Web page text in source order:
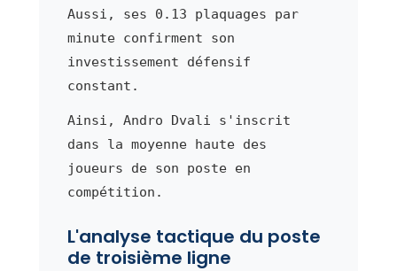
Aussi, ses 0.13 plaquages par
minute confirment son
investissement défensif
constant.
Ainsi, Andro Dvali s'inscrit
dans la moyenne haute des
joueurs de son poste en
compétition.
L'analyse tactique du poste
de troisième ligne